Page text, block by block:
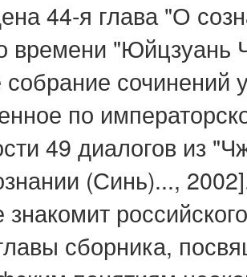
44-я глава "О
времени
сочинений
по
49 диалогов из
(Синь)...,
сборника,